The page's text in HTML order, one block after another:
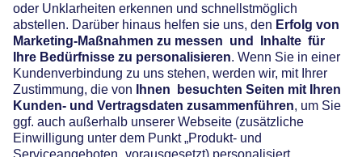
Vertrag widerrufen